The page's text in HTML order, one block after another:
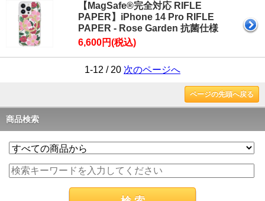
【MagSafe®完全対応 RIFLE
PAPER】iPhone 14 Pro RIFLE
PAPER - Rose Garden 抗菌仕様
6,600円(税込)
1-12 / 20 次のページへ
ページの先頭へ戻る
商品検索